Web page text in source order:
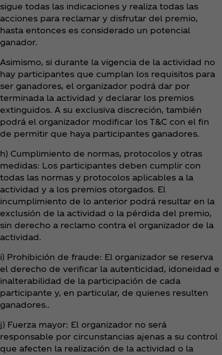
sigue todas las indicaciones y realiza todas las
acciones para reclamar y disfrutar del premio,
hasta entonces es considerado un potencial
ganador.
Asimismo, si durante la vigencia de la actividad no
hay participantes que cumplan los requisitos para
ser ganadores, el organizador podrá dar por
terminada la actividad y declarar los premios
extinguidos. A su exclusiva discreción, también
podrá el organizador modificar los T&C con el fin
de permitir que haya participantes ganadores.
h) Cumplimiento de normas, protocolos y otras
medidas: Los participantes deben cumplir con
todas las normas y protocolos aplicables a la
actividad y a los premios otorgados. El
incumplimiento de lo anterior podrá resultar en la
exclusión de la actividad o la pérdida del premio,
sin derecho a reclamo contra el organizador de la
actividad.
i) Prohibición de fraude: El organizador se reserva
el derecho de verificar la autenticidad, idoneidad e
inalterabilidad de la participación de cada
participante y, en particular, de quienes resulten
ganadores..
j) Fuerza mayor: El organizador no será
responsable por circunstancias ajenas a su control
que afecten la realización de la actividad o la